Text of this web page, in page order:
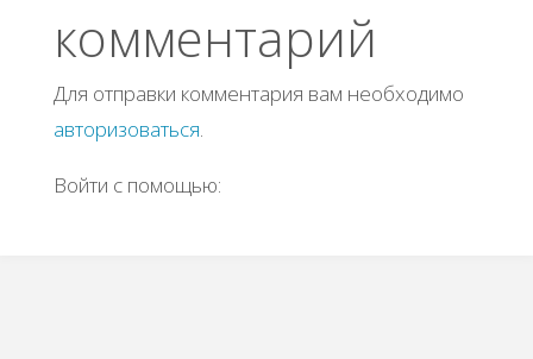
комментарий
Для отправки комментария вам необходимо
авторизоваться.
Войти с помощью: